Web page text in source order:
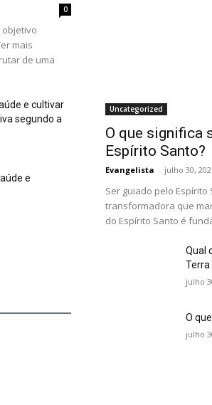
0
objetivo
mais
de uma
e cultivar
segundo a
e
Uncategorized
O que significa
Espírito Santo?
Evangelista - julho 30,
Ser guiado pelo
transformadora que
do Espírito Santo é
Qual
Terra
julho
O
julho